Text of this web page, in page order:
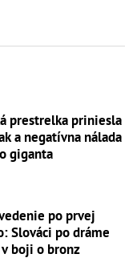
prestrelka priniesla
a negatívna nálada
giganta
po prvej
Slováci po dráme
boji o bronz